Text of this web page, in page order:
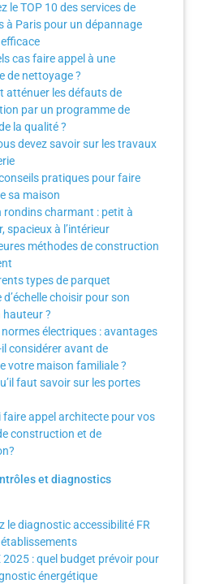
le TOP 10 des services de
à Paris pour un dépannage
cas faire appel à une
de nettoyage ?
atténuer les défauts de
par un programme de
la qualité ?
devez savoir sur les travaux
pratiques pour faire
sa maison
rondins charmant : petit à
spacieux à l’intérieur
méthodes de construction
types de parquet
d’échelle choisir pour son
hauteur ?
électriques : avantages
considérer avant de
votre maison familiale ?
faut savoir sur les portes
faire appel architecte pour vos
construction et de
et diagnostics
le diagnostic accessibilité FR
2025 : quel budget prévoir pour
énergétique